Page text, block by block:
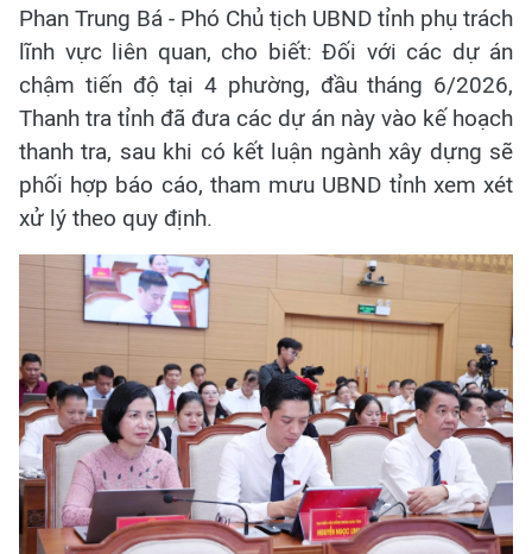
Phan Trung Bá - Phó Chủ tịch UBND tỉnh phụ trách
lĩnh vực liên quan, cho biết: Đối với các dự án
chậm tiến độ tại 4 phường, đầu tháng 6/2026,
Thanh tra tỉnh đã đưa các dự án này vào kế hoạch
thanh tra, sau khi có kết luận ngành xây dựng sẽ
phối hợp báo cáo, tham mưu UBND tỉnh xem xét
xử lý theo quy định.